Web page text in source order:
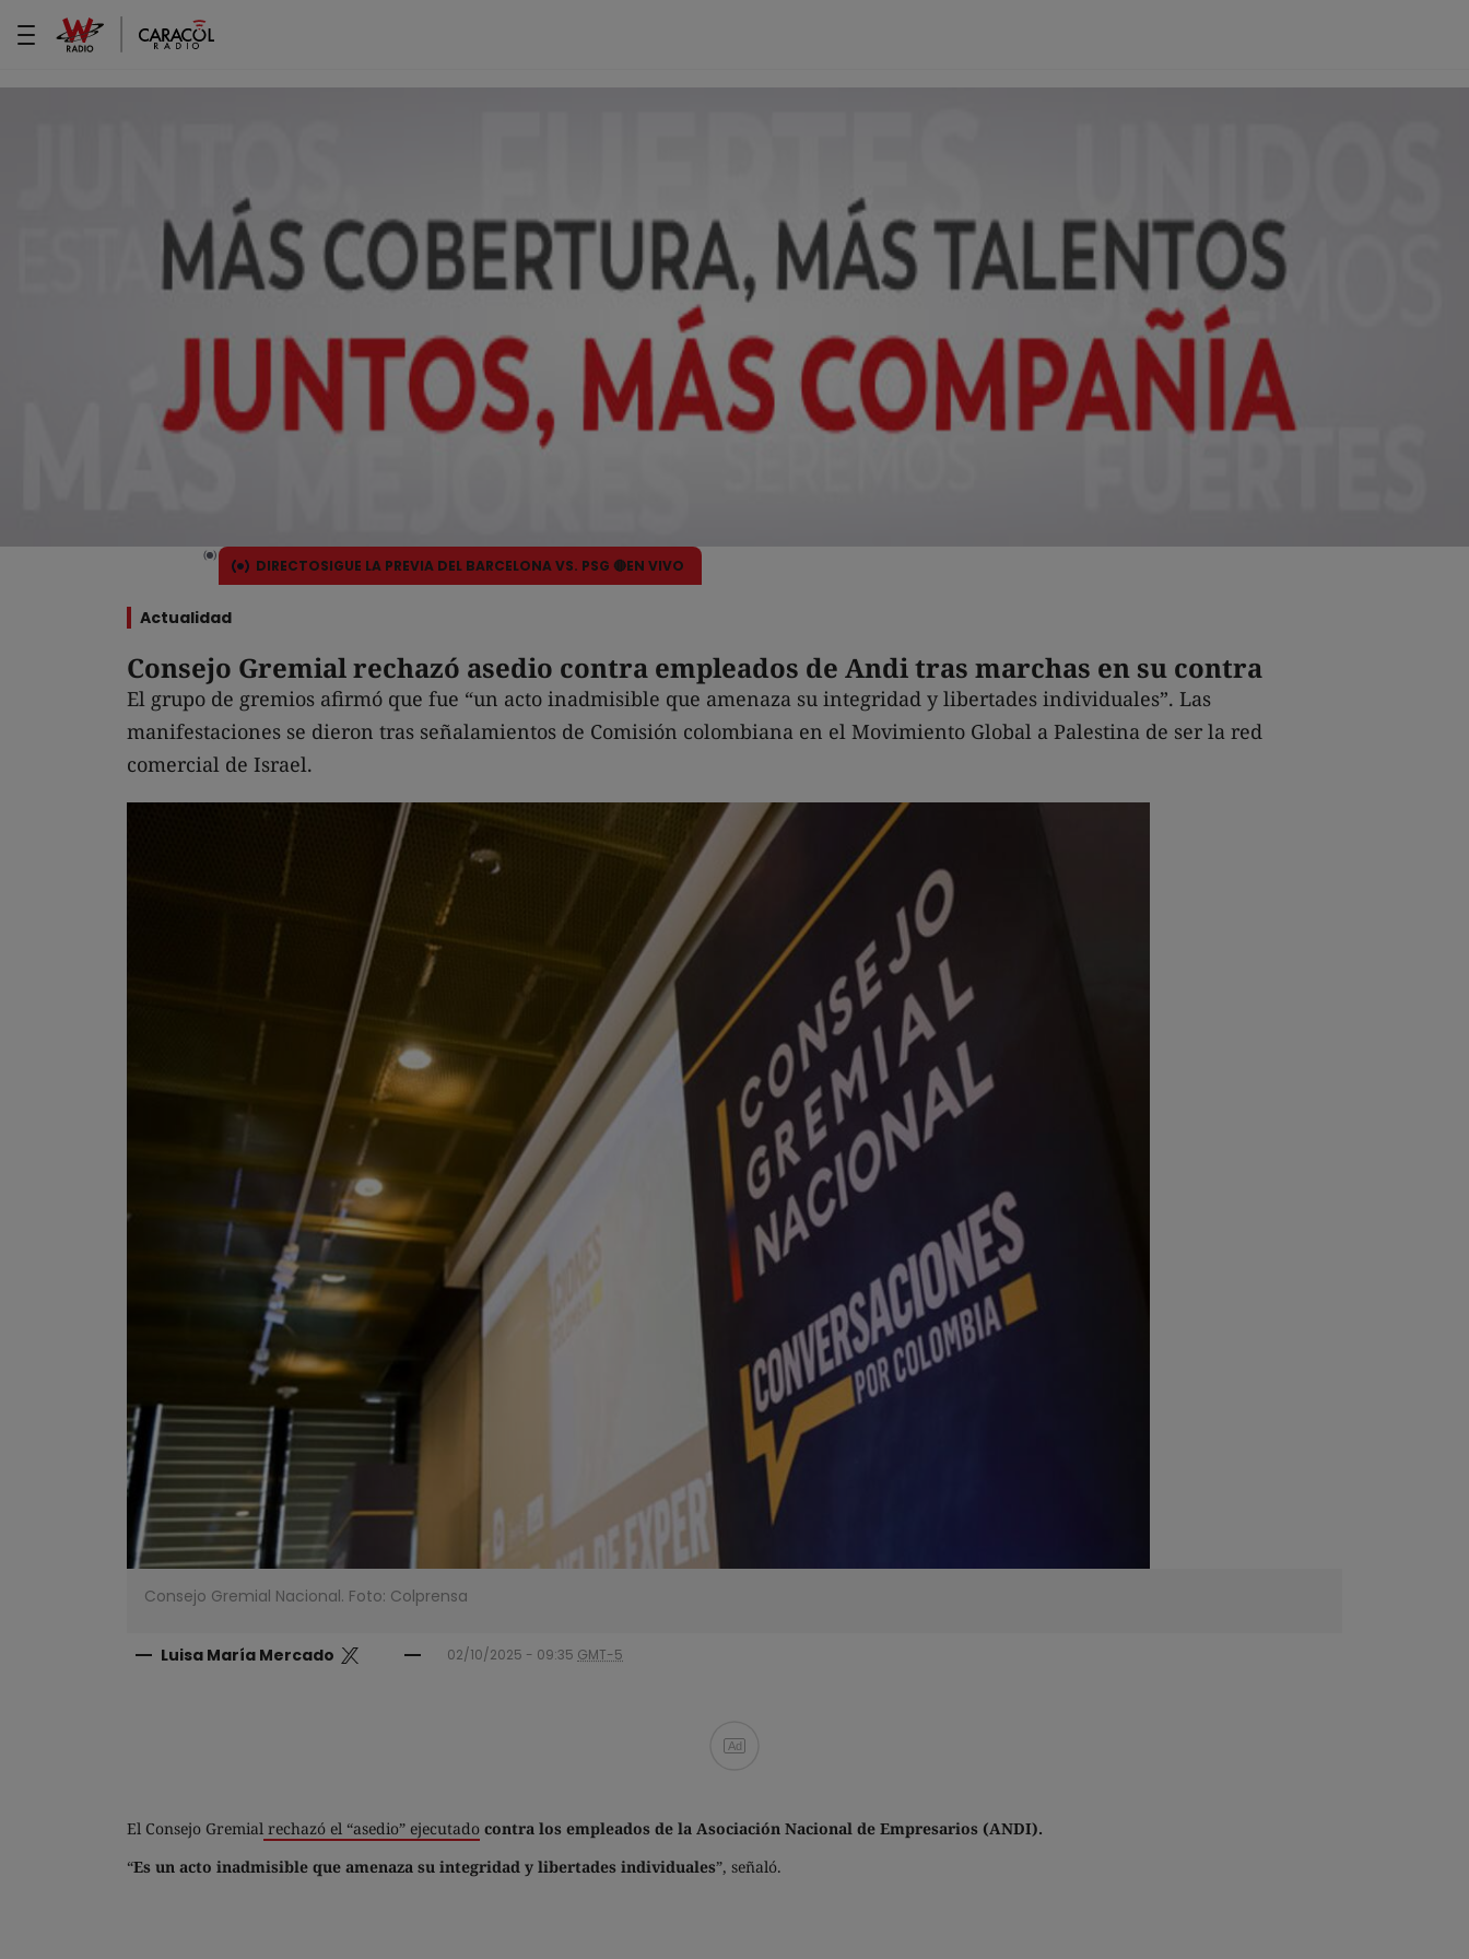
DIRECTOSIGUE LA PREVIA DEL BARCELONA VS. PSG 🔴EN VIVO
Actualidad
Consejo Gremial rechazó asedio contra empleados de Andi tras marchas en su contra
El grupo de gremios afirmó que fue “un acto inadmisible que amenaza su integridad y libertades individuales”. Las
manifestaciones se dieron tras señalamientos de Comisión colombiana en el Movimiento Global a Palestina de ser la red
comercial de Israel.
Consejo Gremial Nacional. Foto: Colprensa
Luisa María Mercado 02/10/2025 - 09:35 GMT-5
Ad
El Consejo Gremial rechazó el “asedio” ejecutado contra los empleados de la Asociación Nacional de Empresarios (ANDI).
“Es un acto inadmisible que amenaza su integridad y libertades individuales”, señaló.